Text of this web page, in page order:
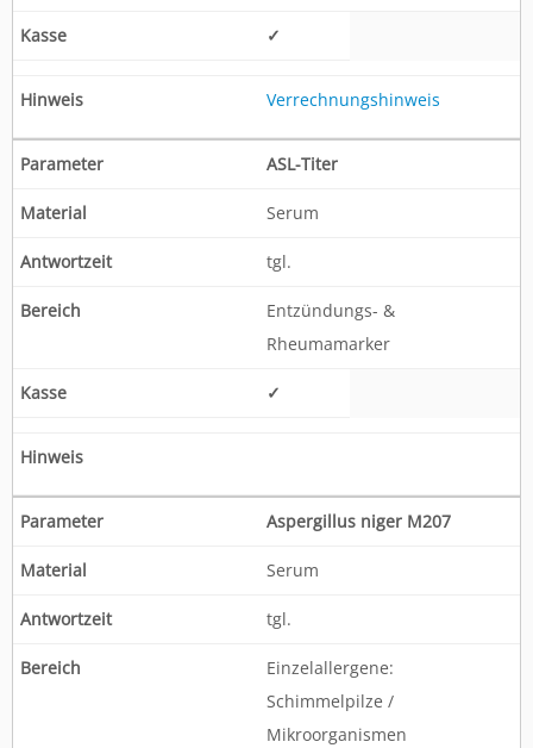
✓
Verrechnungshinweis
ASL-Titer
Serum
tgl.
Entzündungs- &
Rheumamarker
✓
Aspergillus niger M207
Serum
tgl.
Einzelallergene:
Schimmelpilze /
Mikroorganismen